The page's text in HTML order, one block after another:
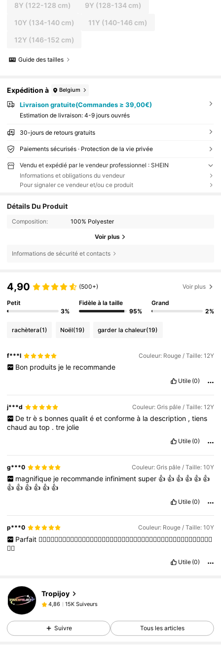
8Y (122-128 cm) 9Y (128-134 cm)
10Y (134-140 cm) 11Y (140-146 cm)
12Y (146-152 cm)
Guide des tailles
Expédition à Belgium
Livraison gratuite(Commandes ≥ 39,00€)
Estimation de livraison: 4-9 jours ouvrés
30-jours de retours gratuits
Paiements sécurisés · Protection de la vie privée
Vendu et expédié par le vendeur professionnel : SHEIN
Informations et obligations du vendeur
Pour signaler ce vendeur et/ou ce produit
Détails Du Produit
Composition: 100% Polyester
Voir plus
Informations de sécurité et contacts
4,90 (500+) Voir plus
Petit
3%
Fidèle à la taille
95%
Grand
2%
rachètera(1) Noël(19) garder la chaleur(19)
f***l Couleur: Rouge / Taille: 12Y
Bon produits je le recommande
Utile (0)
j***d Couleur: Gris pâle / Taille: 12Y
De tr è s bonnes qualit é et conforme à la description , tiens
chaudautop .tre jolie
Utile (0)
g***0 Couleur: Gris pâle / Taille: 10Y
magnifique je recommande infiniment super 👍 👍 👍 👍 👍 👍
👍 👍 👍 👍 👍 👍
Utile (0)
p***0 Couleur: Rouge / Taille: 10Y
Parfait 👍🏻👍🏻👍🏻👍🏻👍🏻👍🏻👍🏻👍🏻👍🏻👍🏻👍🏻👍🏻👍🏻👍🏻👍🏻👍🏻👍🏻👍🏻👍🏻👍🏻👍🏻👍🏻
👍🏻
Utile (0)
Tropijoy
4,86
15K Suiveurs
c***2est en train de naviguer
4,86 15K Suiveurs
Suivre Tous les articles